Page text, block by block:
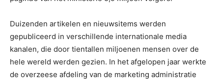
Duizenden artikelen en nieuwsitems werden
gepubliceerd in verschillende internationale media
kanalen, die door tientallen miljoenen mensen over de
hele wereld werden gezien. In het afgelopen jaar werkte
de overzeese afdeling van de marketing administratie